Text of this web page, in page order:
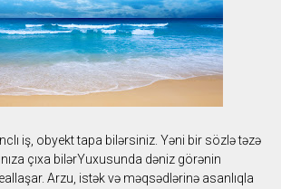
iş, obyekt tapa bilərsiniz. Yəni bir sözlə təzə
çıxa bilərYuxusunda dəniz görənin
Arzu, istək və məqsədlərinə asanlıqla